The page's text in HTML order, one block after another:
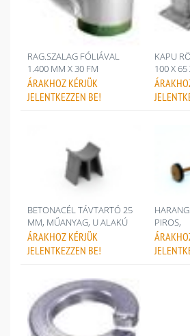
RAG.SZALAG FÓLIÁVAL
1.400 MM X 30 FM
ÁRAKHOZ KÉRJÜK
JELENTKEZZEN BE!
KAPU
100 X
BETONACÉL TÁVTARTÓ 25
MM, MŰANYAG, U ALAKÚ
ÁRAKHOZ KÉRJÜK
JELENTKEZZEN BE!
PIROS,